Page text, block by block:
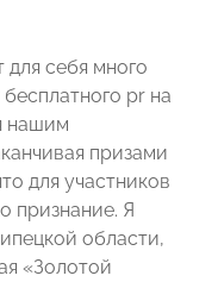
для себя много
pr на
нашим
призами
для участников
признание. Я
области,
«Золотой